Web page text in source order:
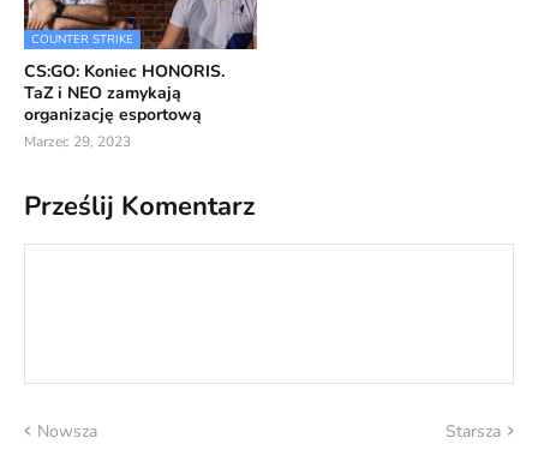
COUNTER STRIKE
CS:GO: Koniec HONORIS.
TaZ i NEO zamykają
organizację esportową
Marzec 29, 2023
Prześlij Komentarz
Nowsza Starsza